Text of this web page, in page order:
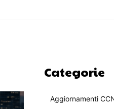
Categorie
Aggiornamenti